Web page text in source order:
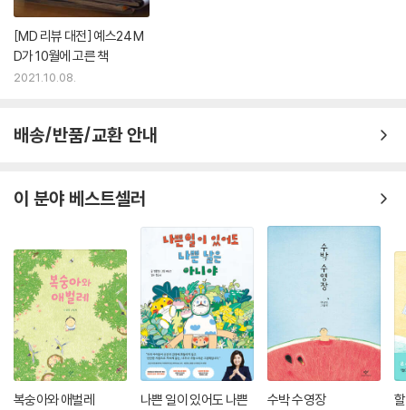
[MD 리뷰 대전] 예스24 M
D가 10월에 고른 책
2021.10.08.
배송/반품/교환 안내
이 분야 베스트셀러
복숭아와 애벌레
나쁜 일이 있어도 나쁜
수박 수영장